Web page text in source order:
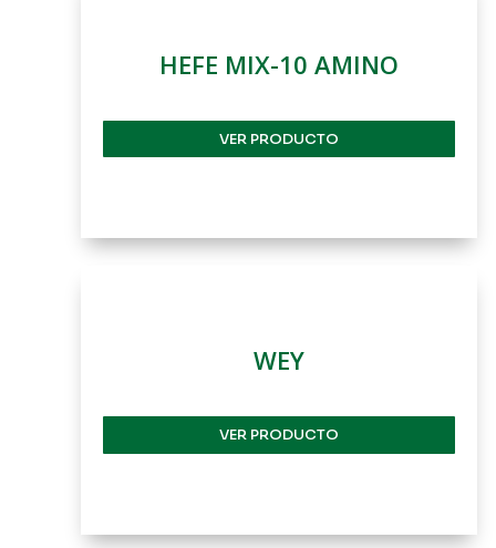
HEFE MIX-10 AMINO
VER PRODUCTO
WEY
VER PRODUCTO